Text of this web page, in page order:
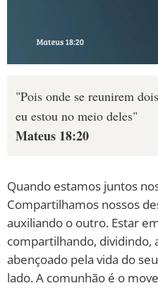
"Pois onde se reunirem
eu estou no meio deles"
Mateus 18:20
Quando estamos juntos
Compartilhamos nossos
auxiliando o outro. Estar
compartilhando, dividindo,
abençoado pela vida do
lado. A comunhão é o